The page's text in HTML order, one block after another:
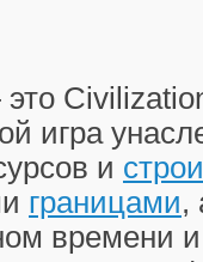
игра
и
границами,
времени и